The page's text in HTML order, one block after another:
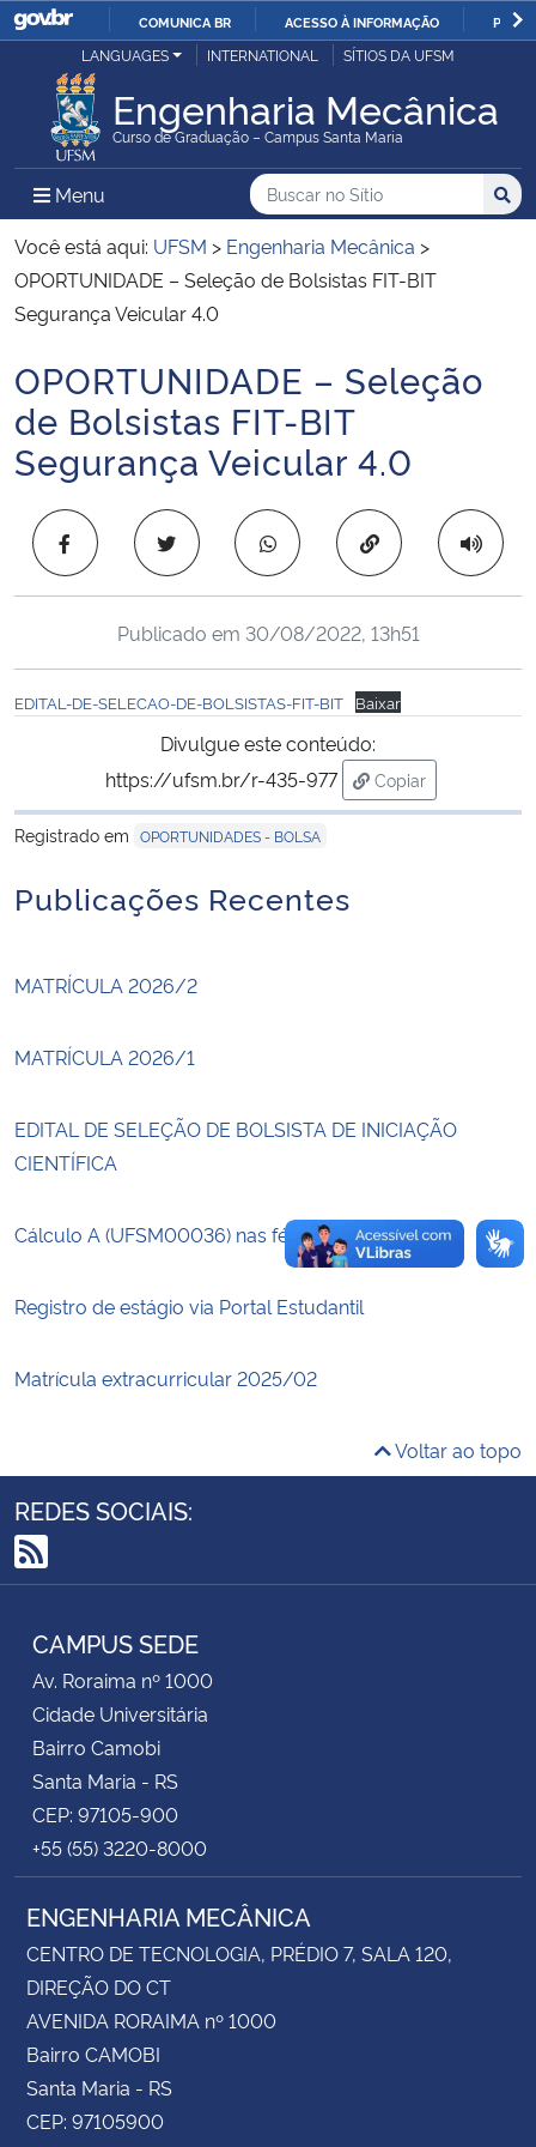
IR
O
COMUNICA BR ACESSO À INFORMAÇÃO
Ministério da Justiça e Segurança Pública
Ministério da Defesa
Ministério das Relações Exteriores
Ministério da Economia
Ministério da Infraestrutura
Ministério da Agricultura, Pecuária e Abastecimento
Ministério da Cidadania
Ministério da Ciência, Tecnologia, Inovações e Comunicações
Ministério do Meio Ambiente
Ministério da Mulher, da Família e dos Direitos Humanos
Secretaria-Geral
Advocacia-Geral da União
Banco Central do Brasil
LANGUAGES INTERNATIONAL SÍTIOS DA UFSM
Engenharia Mecânica
Curso de Graduação – Campus Santa Maria
Menu Menu Principal do Sítio
Busca
Buscar no no Sítio
Busca:
Você está aqui: UFSM > Engenharia Mecânica >
OPORTUNIDADE – Seleção de Bolsistas FIT-BIT
Segurança Veicular 4.0
Início do conteúdo
OPORTUNIDADE – Seleção
de Bolsistas FIT-BIT
Segurança Veicular 4.0
Copiar para área
Publicado em 30/08/2022, 13h51
EDITAL-DE-SELECAO-DE-BOLSISTAS-FIT-BIT Baixar
Divulgue este conteúdo:
https://ufsm.br/r-435-977
Copiar
para área de
Registrado em OPORTUNIDADES - BOLSA
Publicações Recentes
MATRÍCULA 2026/2
MATRÍCULA 2026/1
EDITAL DE SELEÇÃO DE BOLSISTA DE INICIAÇÃO
CIENTÍFICA
Cálculo A (UFSM00036) nas férias!
Registro de estágio via Portal Estudantil
Matrícula extracurricular 2025/02
Voltar ao topo
REDES SOCIAIS:
RSS
CAMPUS SEDE
Av. Roraima nº 1000
Cidade Universitária
Bairro Camobi
Santa Maria - RS
CEP: 97105-900
+55 (55) 3220-8000
ENGENHARIA MECÂNICA
CENTRO DE TECNOLOGIA, PRÉDIO 7, SALA 120,
DIREÇÃO DO CT
AVENIDA RORAIMA nº 1000
Bairro CAMOBI
Santa Maria - RS
CEP: 97105900